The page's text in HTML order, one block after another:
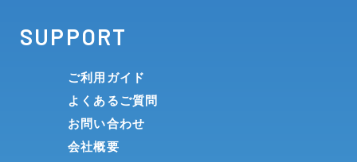
SUPPORT
ご利用ガイド
よくあるご質問
お問い合わせ
会社概要